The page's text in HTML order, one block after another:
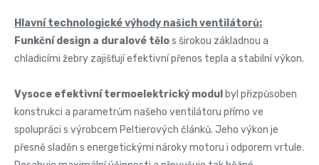
Hlavní technologické výhody našich ventilátorů:
Funkční design a duralové tělos širokou základnou a
chladicími žebry zajišťují efektivní přenos tepla a stabilní výkon.
Vysoce efektivní termoelektrický modul byl přizpůsoben
konstrukci a parametrům našeho ventilátoru přímo ve
spolupráci s výrobcem Peltierových článků. Jeho výkon je
přesně sladěn s energetickými nároky motoru i odporem vrtule.